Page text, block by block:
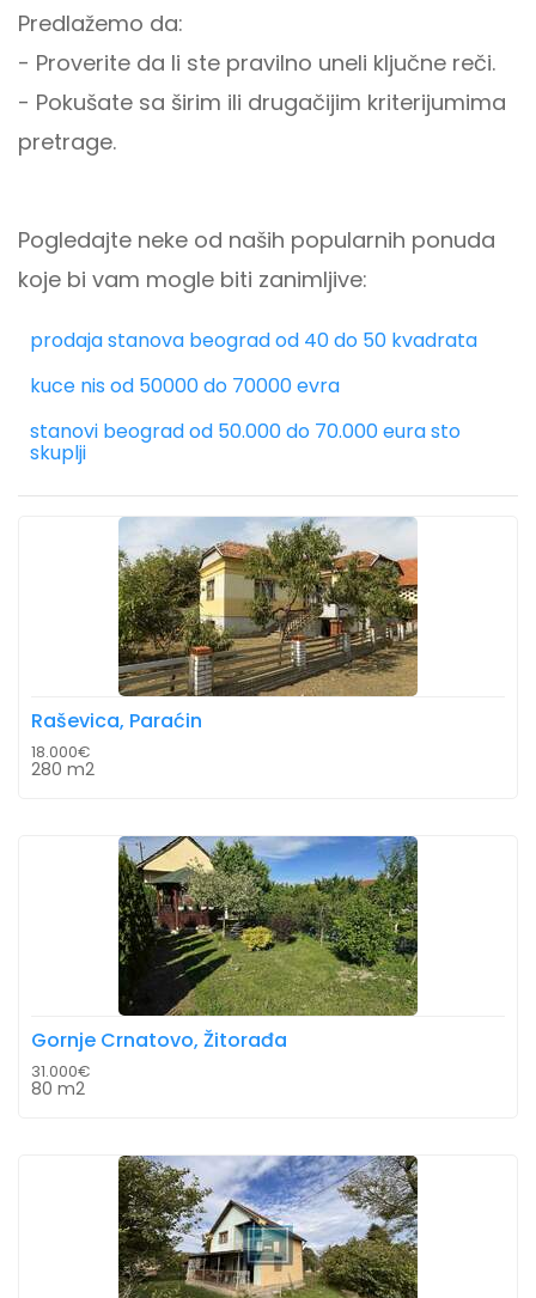
Predlažemo da:
- Proverite da li ste pravilno uneli ključne reči.
- Pokušate sa širim ili drugačijim kriterijumima
pretrage.
Pogledajte neke od naših popularnih ponuda
koje bi vam mogle biti zanimljive:
prodaja stanova beograd od 40 do 50 kvadrata
kuce nis od 50000 do 70000 evra
stanovi beograd od 50.000 do 70.000 eura sto
skuplji
Raševica, Paraćin
18.000€
280 m2
Gornje Crnatovo, Žitorađa
31.000€
80 m2